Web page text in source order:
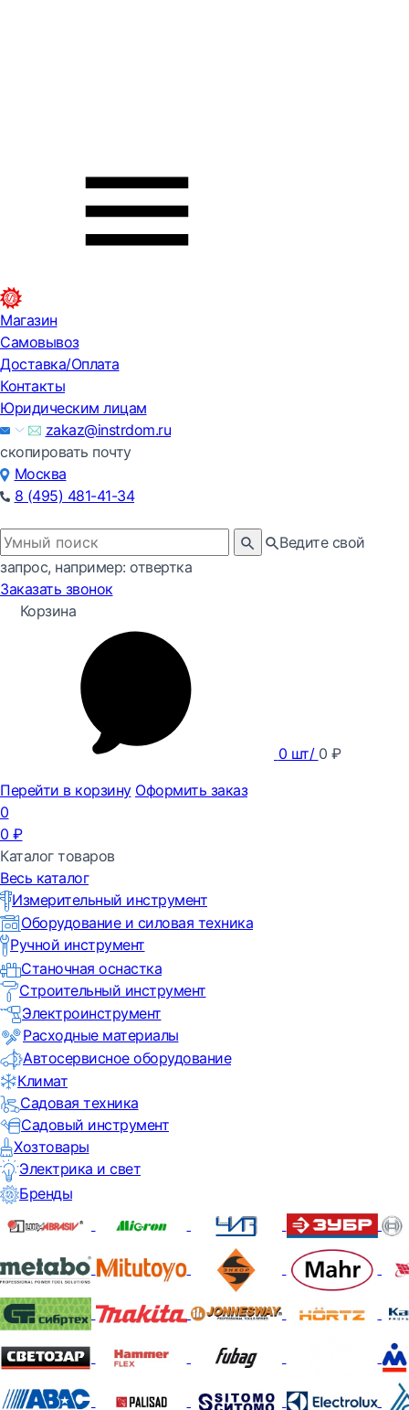
Магазин
Самовывоз
Доставка/Оплата
Контакты
Юридическим лицам
zakaz@instrdom.ru
скопировать почту
Москва
8 (495) 481-41-34
Ведите свой
запрос, например: отвертка
Заказать звонок
Корзина
0 шт/ 0 ₽
Перейти в корзину Оформить заказ
0
0 ₽
Каталог товаров
Весь каталог
Измерительный инструмент
Оборудование и силовая техника
Ручной инструмент
Станочная оснастка
Строительный инструмент
Электроинструмент
Расходные материалы
Автосервисное оборудование
Климат
Садовая техника
Садовый инструмент
Хозтовары
Электрика и свет
Бренды